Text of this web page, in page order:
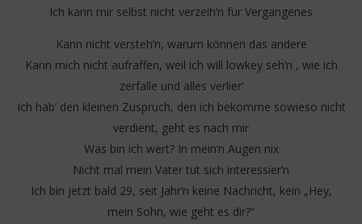
Ich kann mir selbst nicht verzeih’n für Vergangenes
Kann nicht versteh’n, warum können das andere
Kann mich nicht aufraffen, weil ich will lowkey seh’n , wie ich
zerfalle und alles verlier’
Ich hab’ den kleinen Zuspruch, den ich bekomme sowieso nicht
verdient, geht es nach mir
Was bin ich wert? In mein’n Augen nix
Nicht mal mein Vater tut sich interessier’n
Ich bin jetzt bald 29, seit Jahr’n keine Nachricht, kein „Hey,
mein Sohn, wie geht es dir?“